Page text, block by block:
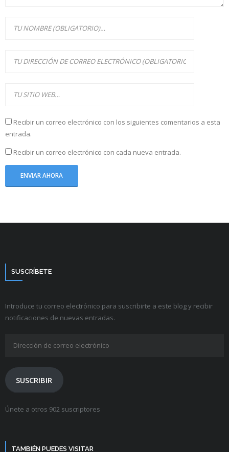
Recibir un correo electrónico con los siguientes comentarios a esta
entrada.
Recibir un correo electrónico con cada nueva entrada.
SUSCRÍBETE
Introduce tu correo electrónico para suscribirte a este blog y recibir
notificaciones de nuevas entradas.
electrónico
SUSCRIBIR
Únete a otros 902 suscriptores
TAMBIÉN PUEDES VISITAR